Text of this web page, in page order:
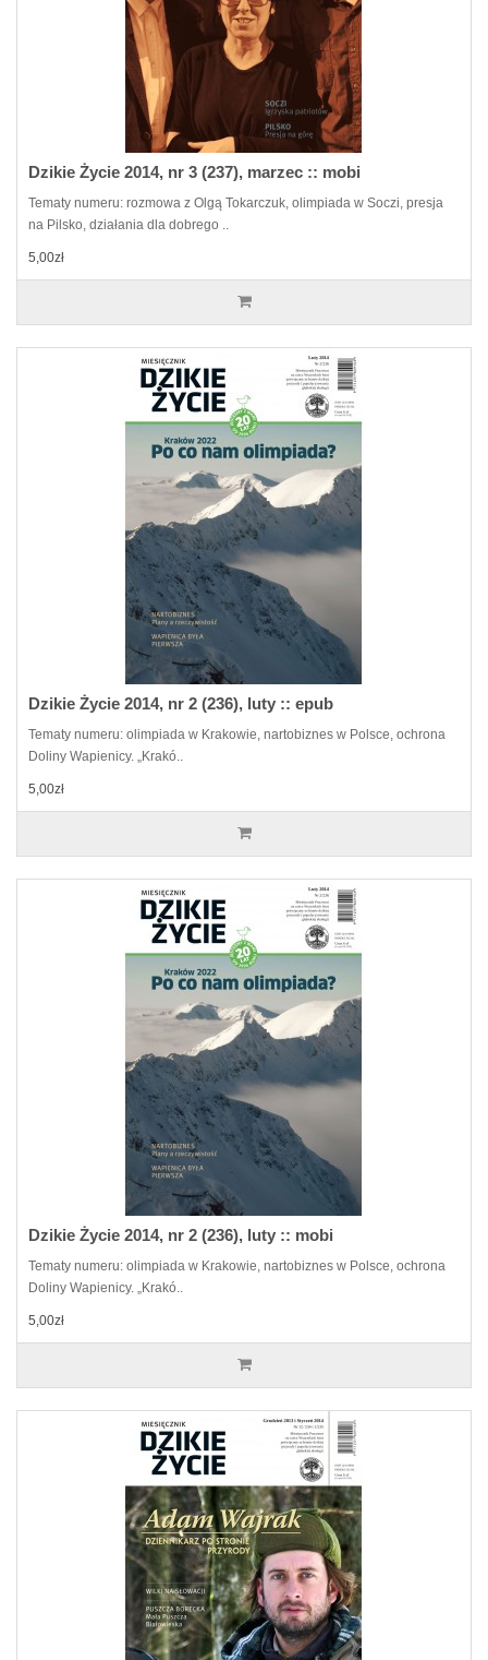
Dzikie Życie 2014, nr 3 (237), marzec :: mobi
Tematy numeru: rozmowa z Olgą Tokarczuk, olimpiada w Soczi, presja
na Pilsko, działania dla dobrego ..
5,00zł
Dzikie Życie 2014, nr 2 (236), luty :: epub
Tematy numeru: olimpiada w Krakowie, nartobiznes w Polsce, ochrona
Doliny Wapienicy. „Krakó..
5,00zł
Dzikie Życie 2014, nr 2 (236), luty :: mobi
Tematy numeru: olimpiada w Krakowie, nartobiznes w Polsce, ochrona
Doliny Wapienicy. „Krakó..
5,00zł